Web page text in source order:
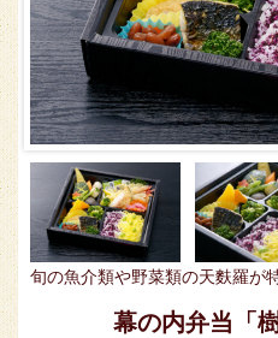
旬の魚介類や野菜類の天麩羅が
幕の内弁当「